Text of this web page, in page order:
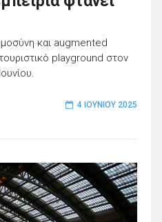
και augmented
playground στον
4 ΙΟΥΝΊΟΥ 2025